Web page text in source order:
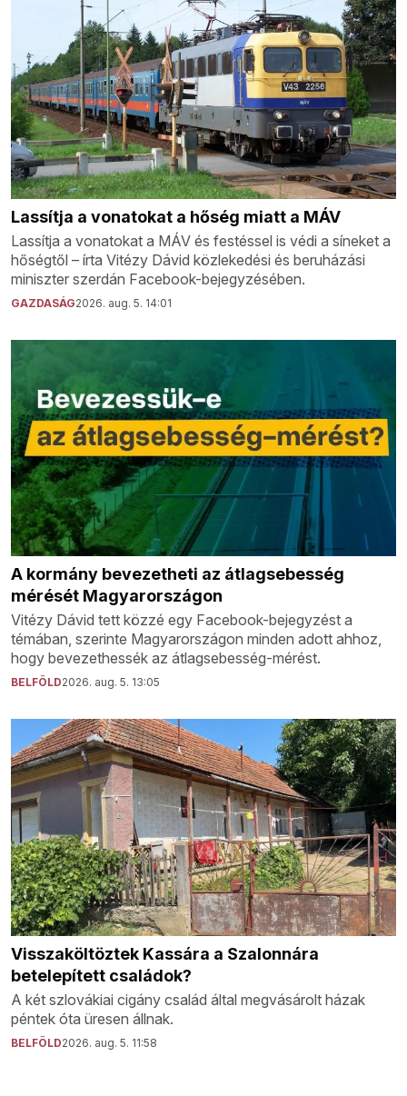
Lassítja a vonatokat a hőség miatt a MÁV
Lassítja a vonatokat a MÁV és festéssel is védi a síneket a
hőségtől – írta Vitézy Dávid közlekedési és beruházási
miniszter szerdán Facebook-bejegyzésében.
GAZDASÁG2026. aug. 5. 14:01
A kormány bevezetheti az átlagsebesség
mérését Magyarországon
Vitézy Dávid tett közzé egy Facebook-bejegyzést a
témában, szerinte Magyarországon minden adott ahhoz,
hogy bevezethessék az átlagsebesség-mérést.
BELFÖLD2026. aug. 5. 13:05
Visszaköltöztek Kassára a Szalonnára
betelepített családok?
A két szlovákiai cigány család által megvásárolt házak
péntek óta üresen állnak.
BELFÖLD2026. aug. 5. 11:58